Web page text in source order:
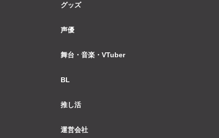
グッズ
声優
舞台・音楽・VTuber
BL
推し活
運営会社